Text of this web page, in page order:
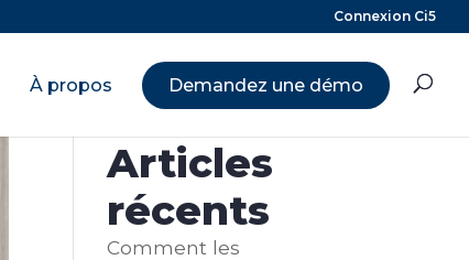
Connexion Ci5
À propos Demandez une démo
Rechercher
Articles
récents
Comment les